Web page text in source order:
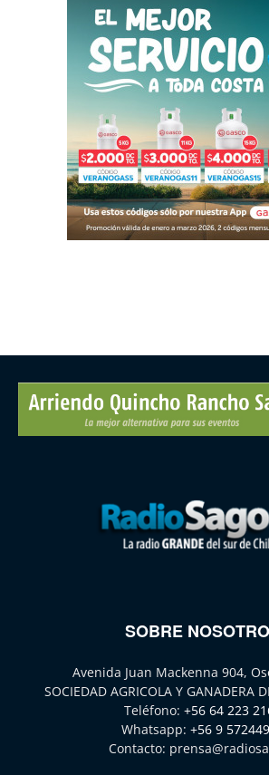
SOBRE
Avenida Juan Mackenna 904,
SOCIEDAD AGRICOLA Y GANADERA
Teléfono: +56 64 223
Whatsapp: +56 9
Contacto: